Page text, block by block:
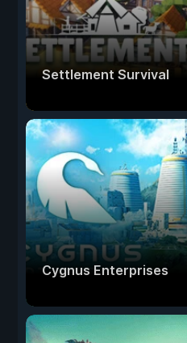
Settlement Survival
Cygnus Enterprises